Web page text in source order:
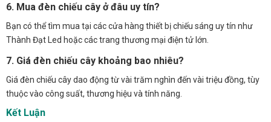
6. Mua đèn chiếu cây ở đâu uy tín?
Bạn có thể tìm mua tại các cửa hàng thiết bị chiếu sáng uy tín như
Thành Đạt Led hoặc các trang thương mại điện tử lớn.
7. Giá đèn chiếu cây khoảng bao nhiêu?
Giá đèn chiếu cây dao động từ vài trăm nghìn đến vài triệu đồng, tùy
thuộc vào công suất, thương hiệu và tính năng.
Kết Luận